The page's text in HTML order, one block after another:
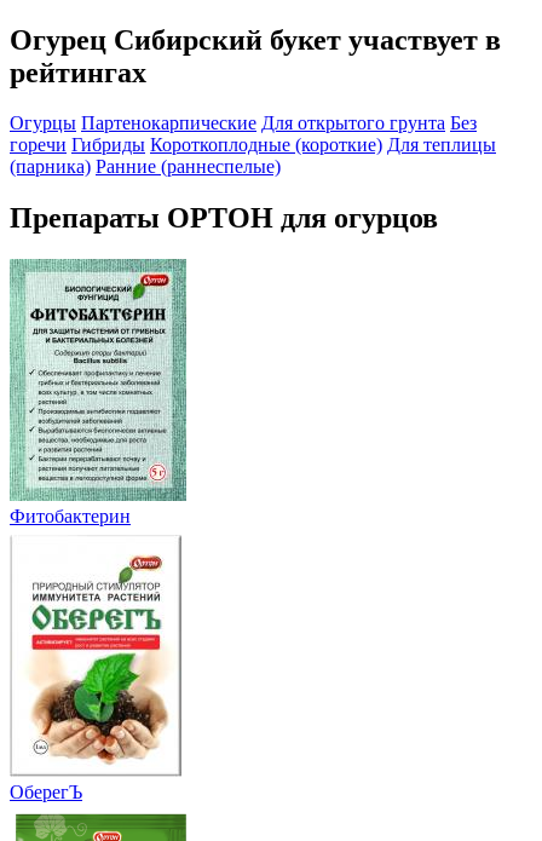
Огурец Сибирский букет участвует в
рейтингах
Огурцы Партенокарпические Для открытого грунта Без
горечи Гибриды Короткоплодные (короткие) Для теплицы
(парника) Ранние (раннеспелые)
Препараты ОРТОН для огурцов
Фитобактерин
ОберегЪ